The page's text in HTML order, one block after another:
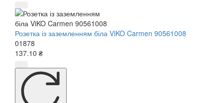
Розетка із заземленням біла ViKO Carmen 90561008
01878
137.10 ₴